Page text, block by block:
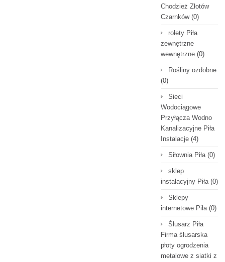
Chodzież Złotów
Czarnków(0)
rolety Piła
zewnętrzne
wewnętrzne (0)
Rośliny ozdobne
(0)
Sieci
Wodociągowe
Przyłącza Wodno
Kanalizacyjne Piła
Instalacje (4)
Siłownia Piła(0)
sklep
instalacyjny Piła(0)
Sklepy
internetowe Piła(0)
Ślusarz Piła
Firma ślusarska
płoty ogrodzenia
metalowe z siatki z